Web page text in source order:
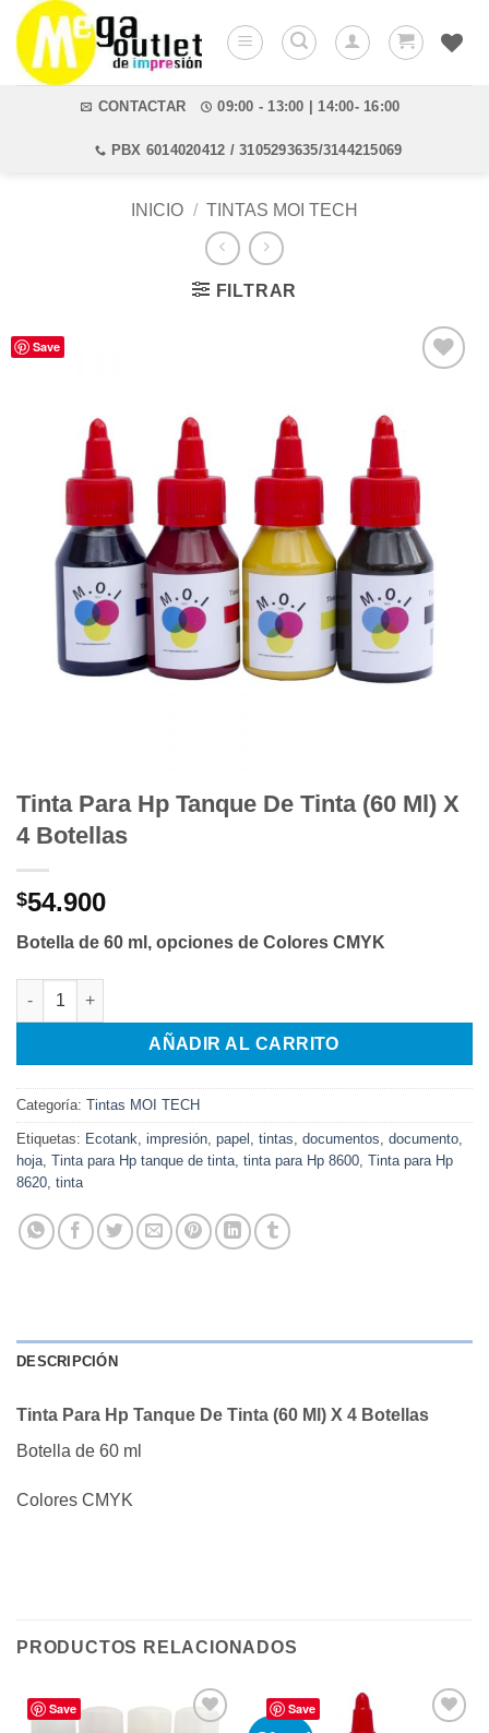
Saltar
contenido
CONTACTAR 09:00 - 13:00 | 14:00- 16:00
PBX 6014020412 / 3105293635/3144215069
INICIO / TINTAS MOI TECH
FILTRAR
Save
Tinta Para Hp Tanque De Tinta (60 Ml) X
4 Botellas
$54.900
Botella de 60 ml, opciones de Colores CMYK
Tinta Para Hp Tanque De Tinta (60 Ml) X 4 Botellas cantidad
AÑADIR AL CARRITO
Categoría: Tintas MOI TECH
Etiquetas: Ecotank impresión papel tintas documentos documento
hoja Tinta para Hp tanque de tinta tinta para Hp 8600 Tinta para Hp
8620 tinta
DESCRIPCIÓN
Tinta Para Hp Tanque De Tinta (60 Ml) X 4 Botellas
Botella de 60 ml
Colores CMYK
PRODUCTOS RELACIONADOS
Save Save